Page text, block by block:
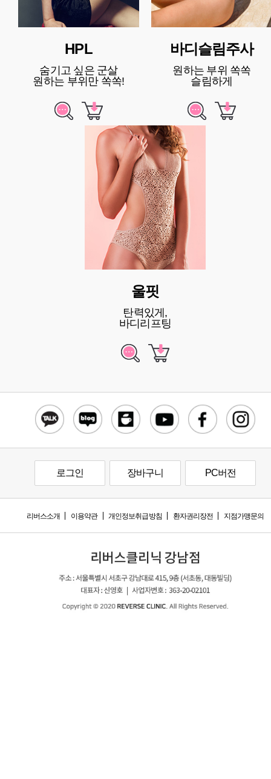
HPL
숨기고 싶은 군살
원하는 부위만 쏙쏙!
바디슬림주사
원하는 부위 쏙쏙
슬림하게
울핏
탄력있게,
바디리프팅
로그인 장바구니 PC버전
리버스소개 이용약관 개인정보취급방침 환자권리장전 지점가맹문의